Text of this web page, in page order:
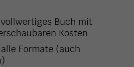
Buch mit
Kosten
Formate (auch